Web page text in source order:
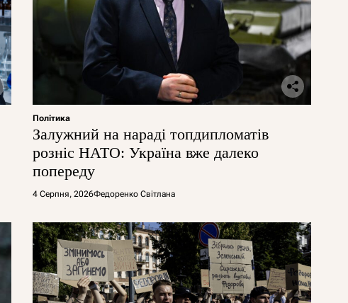
Політика
Залужний на нараді топдипломатів
розніс НАТО: Україна вже далеко
попереду
4 Серпня, 2026Федоренко Світлана